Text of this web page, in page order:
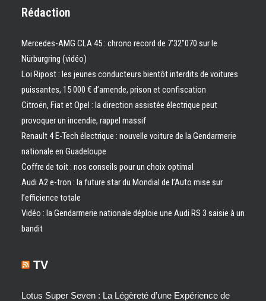
Rédaction
Mercedes-AMG CLA 45 : chrono record de 7’32″070 sur le
Nürburgring (vidéo)
Loi Ripost : les jeunes conducteurs bientôt interdits de voitures
puissantes, 15 000 € d’amende, prison et confiscation
Citroën, Fiat et Opel : la direction assistée électrique peut
provoquer un incendie, rappel massif
Renault 4 E-Tech électrique : nouvelle voiture de la Gendarmerie
nationale en Guadeloupe
Coffre de toit : nos conseils pour un choix optimal
Audi A2 e-tron : la future star du Mondial de l’Auto mise sur
l’efficience totale
Vidéo : la Gendarmerie nationale déploie une Audi RS 3 saisie à un
bandit
TV
Lotus Super Seven : La Légèreté d’une Expérience de